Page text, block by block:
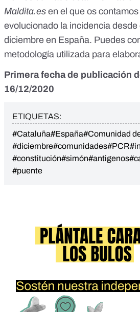
Maldita.es en el que os contamos
evolucionado la incidencia desde
diciembre en España. Puedes
metodología utilizada para
Primera fecha de publicación
16/12/2020
ETIQUETAS:
#Cataluña#España#Comunidad
#diciembre#comunidades#PCR
#constitución#simón#antigenos
#puente